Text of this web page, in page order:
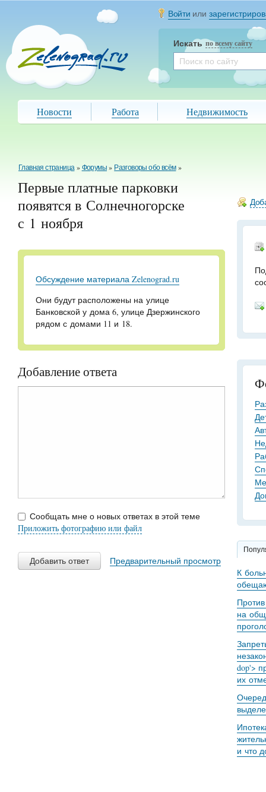
Войти или
Искать по всему сайту
Новости Работа Недвижимость
Главная страница »Форумы» Разговоры обо всём »
Первые платные парковки
появятся в Солнечногорске
с 1 ноября
Обсуждение материала Zelenograd.ru
Они будут расположены на улице
Банковской у дома 6, улице Дзержинского
рядом с домами 11 и 18.
Добавление ответа
Сообщать мне о новых ответах в этой теме
Приложить фотографию или файл
Добавить ответ Предварительный просмотр
К
на
dop'>
их
и что